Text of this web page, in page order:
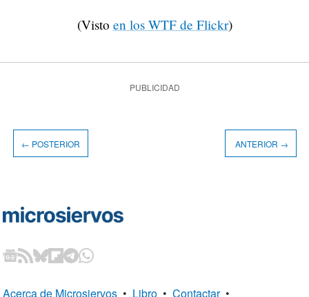
(Visto en los WTF de Flickr)
PUBLICIDAD
← POSTERIOR ANTERIOR →
Acerca de Microsiervos • Libro • Contactar •